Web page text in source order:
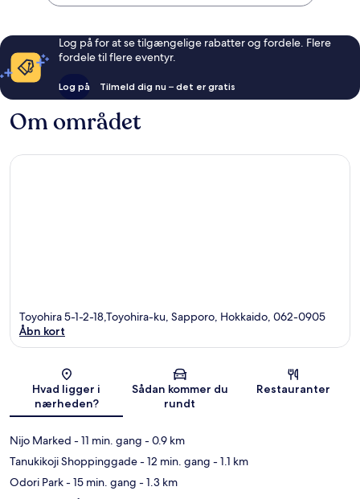
Log på for at se tilgængelige rabatter og fordele. Flere
fordele til flere eventyr.
Log på Tilmeld dig nu – det er gratis
Om området
Kort
Toyohira 5-1-2-18,Toyohira-ku, Sapporo, Hokkaido, 062-0905
Åbn kort
Hvad ligger i
nærheden?
Sådan kommer du
rundt
Restauranter
Nijo Marked - 11 min. gang - 0.9 km
Tanukikoji Shoppinggade- 12 min. gang - 1.1 km
Odori Park- 15 min. gang - 1.3 km